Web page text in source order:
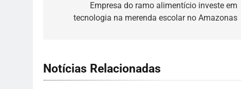
Empresa do ramo alimentício investe em
tecnologia na merenda escolar no Amazonas
Notícias Relacionadas